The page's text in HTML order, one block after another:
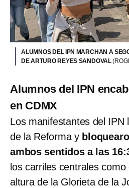
ALUMNOS DEL IPN MARCHAN A
DE ARTURO REYES SANDOVAL
Alumnos del IPN
en CDMX
Los manifestantes del IPN
de la Reforma y
ambos sentidos a las
los carriles centrales
altura de la Glorieta de la